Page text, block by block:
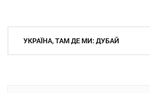
Навігація
УКРАЇНА, ТАМ ДЕ МИ: ДУБАЙ